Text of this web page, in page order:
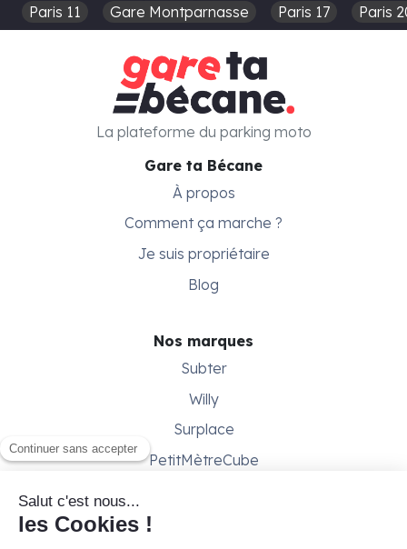
Paris 11
Gare Montparnasse Paris 17 Paris
Gare ta Bécane
À propos
Comment ça marche ?
Je suis propriétaire
Blog
Nos marques
Subter
Willy
Surplace
PetitMètreCube
Besoin d'aide ?
La plateforme du parking moto